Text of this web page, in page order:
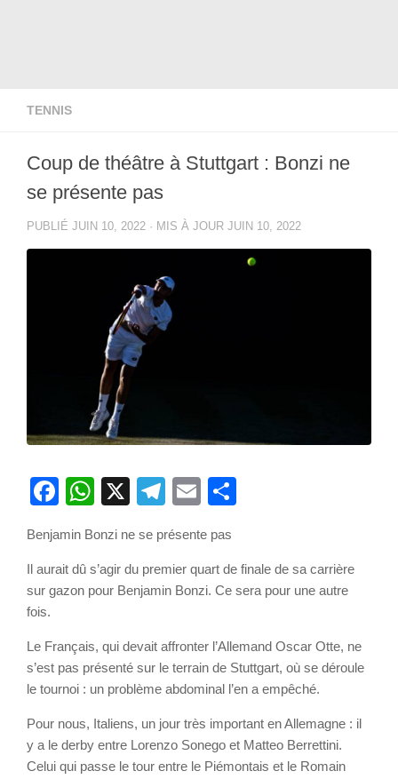
TENNIS
Coup de théâtre à Stuttgart : Bonzi ne
se présente pas
PUBLIÉ JUIN 10, 2022 · MIS À JOUR JUIN 10, 2022
Facebook
WhatsApp
X Telegram
Email
Benjamin Bonzi ne se présente pas
Il aurait dû s’agir du premier quart de finale de sa carrière
sur gazon pour Benjamin Bonzi. Ce sera pour une autre
fois.
Le Français, qui devait affronter l’Allemand Oscar Otte, ne
s’est pas présenté sur le terrain de Stuttgart, où se déroule
le tournoi : un problème abdominal l’en a empêché.
Pour nous, Italiens, un jour très important en Allemagne : il
y a le derby entre Lorenzo Sonego et Matteo Berrettini.
Celui qui passe le tour entre le Piémontais et le Romain